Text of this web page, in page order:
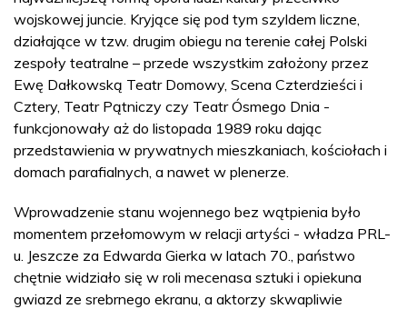
wojskowej juncie. Kryjące się pod tym szyldem liczne,
działające w tzw. drugim obiegu na terenie całej Polski
zespoły teatralne – przede wszystkim założony przez
Ewę Dałkowską Teatr Domowy, Scena Czterdzieści i
Cztery, Teatr Pątniczy czy Teatr Ósmego Dnia -
funkcjonowały aż do listopada 1989 roku dając
przedstawienia w prywatnych mieszkaniach, kościołach i
domach parafialnych, a nawet w plenerze.
Wprowadzenie stanu wojennego bez wątpienia było
momentem przełomowym w relacji artyści - władza PRL-
u. Jeszcze za Edwarda Gierka w latach 70., państwo
chętnie widziało się w roli mecenasa sztuki i opiekuna
gwiazd ze srebrnego ekranu, a aktorzy skwapliwie